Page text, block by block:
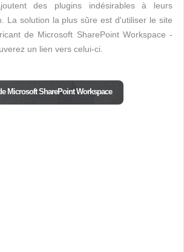
des plugins indésirables à leurs
La solution la plus sûre est d'utiliser le site
de Microsoft SharePoint Workspace -
un lien vers celui-ci.
Microsoft SharePoint Workspace